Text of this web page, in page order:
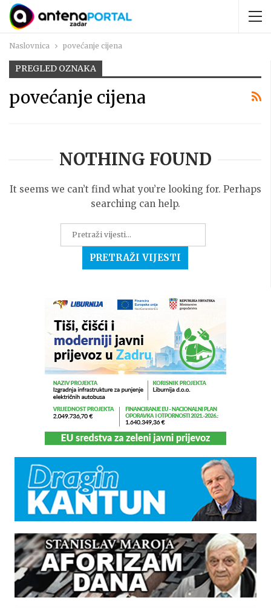
Naslovnica povećanje cijena
PREGLED OZNAKA
povećanje cijena
NOTHING FOUND
It seems we can’t find what you’re looking for. Perhaps
searching can help.